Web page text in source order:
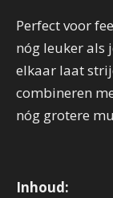
Perfect voor
nóg leuker als
elkaar laat
combineren
nóg grotere
Inhoud: